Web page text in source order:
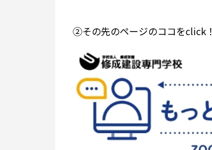
②その先のページのココをclick！